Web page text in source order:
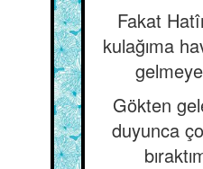
Fakat
kulağıma
Gökten
duyunca